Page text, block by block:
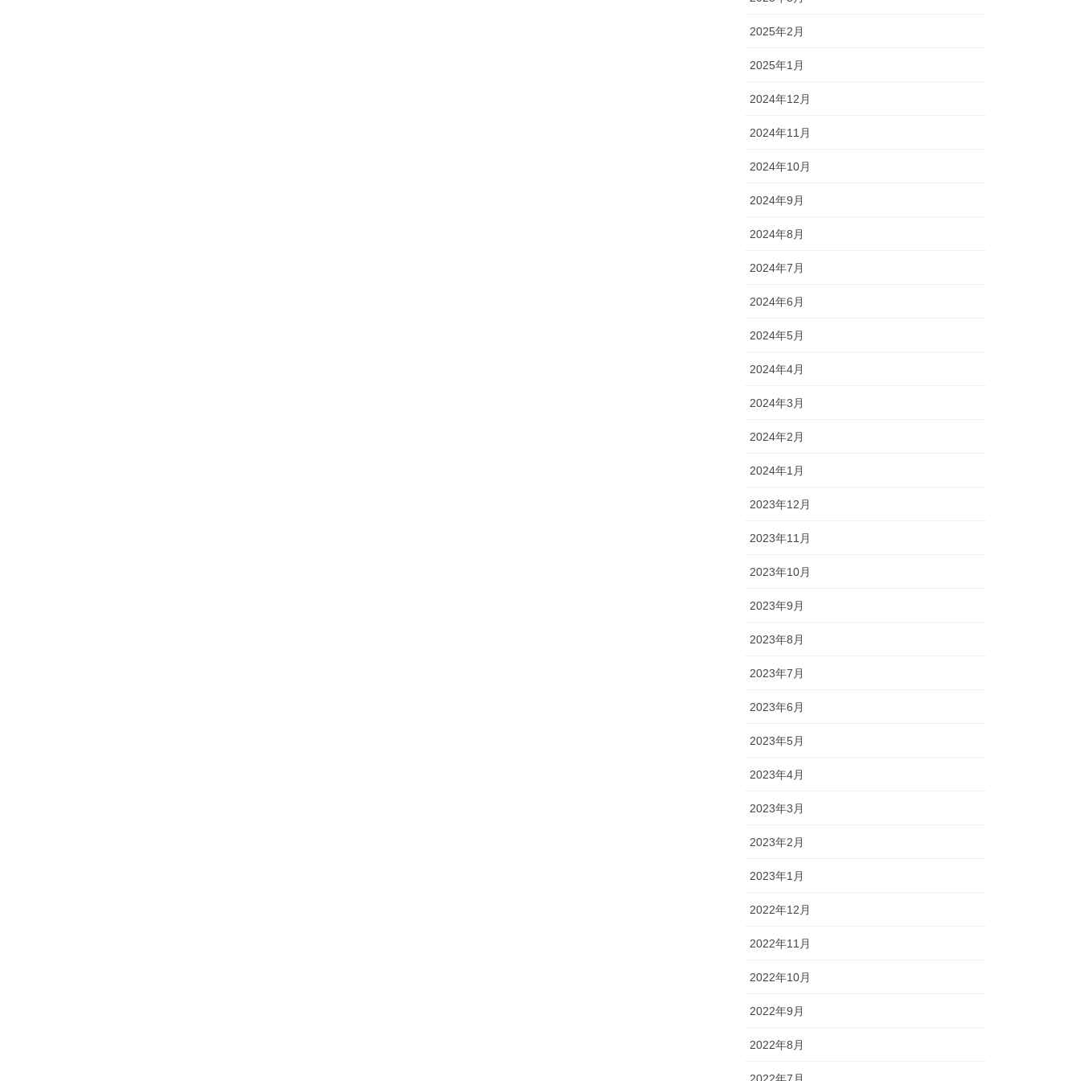
2025年2月
2025年1月
2024年12月
2024年11月
2024年10月
2024年9月
2024年8月
2024年7月
2024年6月
2024年5月
2024年4月
2024年3月
2024年2月
2024年1月
2023年12月
2023年11月
2023年10月
2023年9月
2023年8月
2023年7月
2023年6月
2023年5月
2023年4月
2023年3月
2023年2月
2023年1月
2022年12月
2022年11月
2022年10月
2022年9月
2022年8月